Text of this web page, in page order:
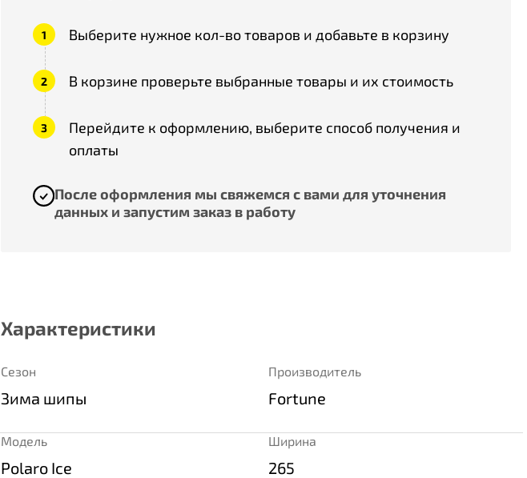
Выберите нужное кол-во товаров и добавьте в корзину
В корзине проверьте выбранные товары и их стоимость
Перейдите к оформлению, выберите способ получения и
оплаты
После оформления мы свяжемся с вами для уточнения
данных и запустим заказ в работу
Характеристики
Сезон
Зима шипы
Производитель
Fortune
Модель
Polaro Ice
Ширина
265